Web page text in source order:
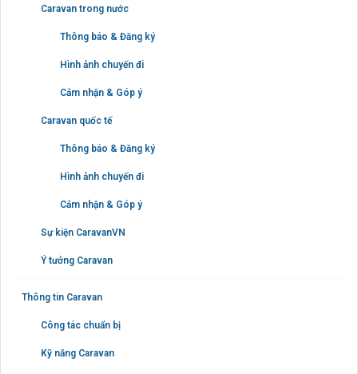
Caravan trong nước
Thông báo & Đăng ký
Hình ảnh chuyến đi
Cảm nhận & Góp ý
Caravan quốc tế
Thông báo & Đăng ký
Hình ảnh chuyến đi
Cảm nhận & Góp ý
Sự kiện CaravanVN
Ý tưởng Caravan
Thông tin Caravan
Công tác chuẩn bị
Kỹ năng Caravan